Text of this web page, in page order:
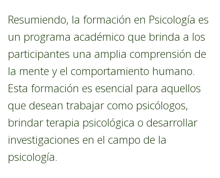
Resumiendo, la formación en Psicología es
un programa académico que brinda a los
participantes una amplia comprensión de
la mente y el comportamiento humano.
Esta formación es esencial para aquellos
que desean trabajar como psicólogos,
brindar terapia psicológica o desarrollar
investigaciones en el campo de la
psicología.